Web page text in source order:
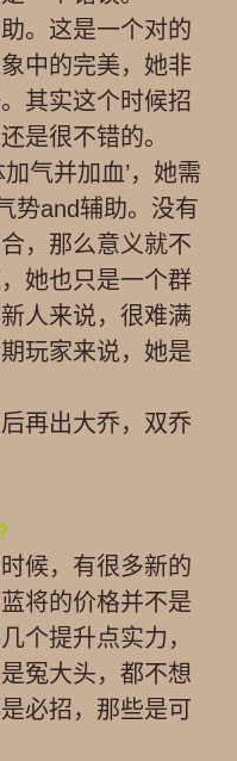
。这是一个对的
中的完美，她非
其实这个时候招
是很不错的。
气并加血’，她需
势and辅助。没有
，那么意义就不
她也只是一个群
人来说，很难满
玩家来说，她是
再出大乔，双乔
候，有很多新的
将的价格并不是
个提升点实力，
冤大头，都不想
必招，那些是可